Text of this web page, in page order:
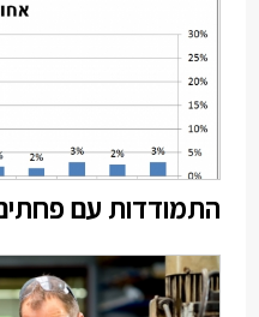
התמודדות עם